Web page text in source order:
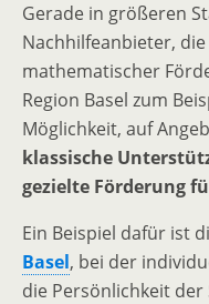
Gerade in größeren
Nachhilfeanbieter,
mathematischer
Region Basel zum
Möglichkeit, auf
klassische
gezielte Förderung
Ein Beispiel dafür ist
Basel, bei der
die Persönlichkeit